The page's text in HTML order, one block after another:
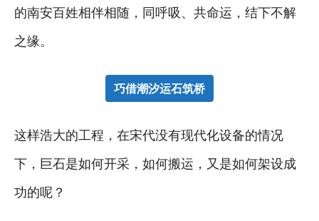
的南安百姓相伴相随，同呼吸、共命运，结下不解
之缘。
巧借潮汐运石筑桥
这样浩大的工程，在宋代没有现代化设备的情况
下，巨石是如何开采，如何搬运，又是如何架设成
功的呢？